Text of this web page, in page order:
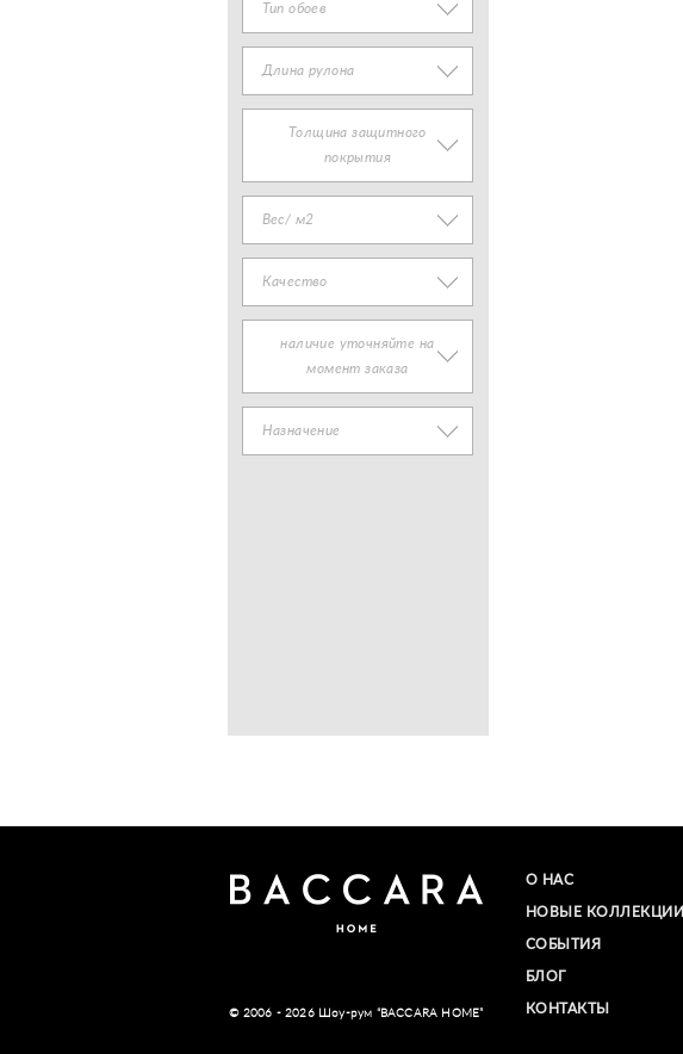
Тип обоев
Длина рулона
Толщина защитного
покрытия
Вес/ м2
Качество
наличие уточняйте на
момент заказа
Назначение
© 2006 - 2026 Шоу-рум “BACCARA HOME”
О НАС
НОВЫЕ КОЛЛЕКЦИИ
СОБЫТИЯ
БЛОГ
КОНТАКТЫ